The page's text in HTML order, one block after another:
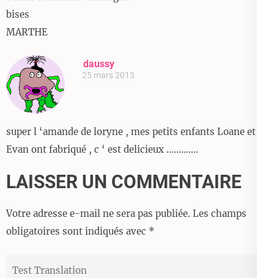
bises
MARTHE
daussy
25 mars 2013
super l ‘amande de loryne , mes petits enfants Loane et
Evan ont fabriqué , c ‘ est delicieux ………….
LAISSER UN COMMENTAIRE
Votre adresse e-mail ne sera pas publiée. Les champs
obligatoires sont indiqués avec *